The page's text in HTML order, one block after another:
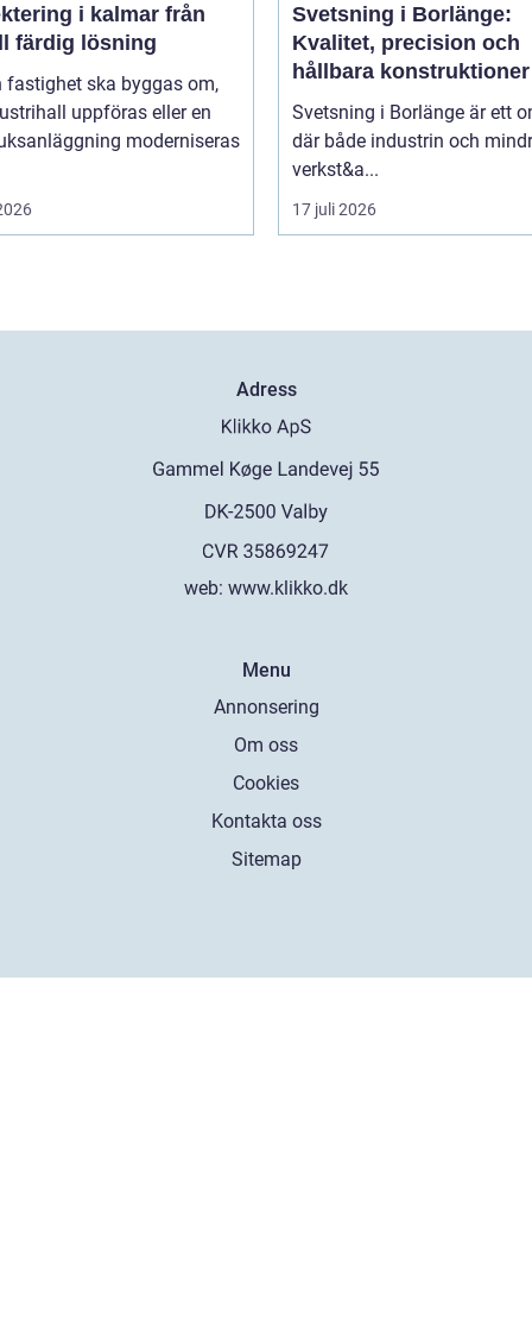
i kalmar från
färdig lösning
fastighet ska byggas om,
uppföras eller en
moderniseras
Svetsning i Borlänge:
Kvalitet, precision och
hållbara konstruktioner
Svetsning i Borlänge är ett
där både industrin och
verkst&a...
17 juli 2026
Adress
web: www.klikko.dk
Menu
Annonsering
Om oss
Cookies
Kontakta oss
Sitemap